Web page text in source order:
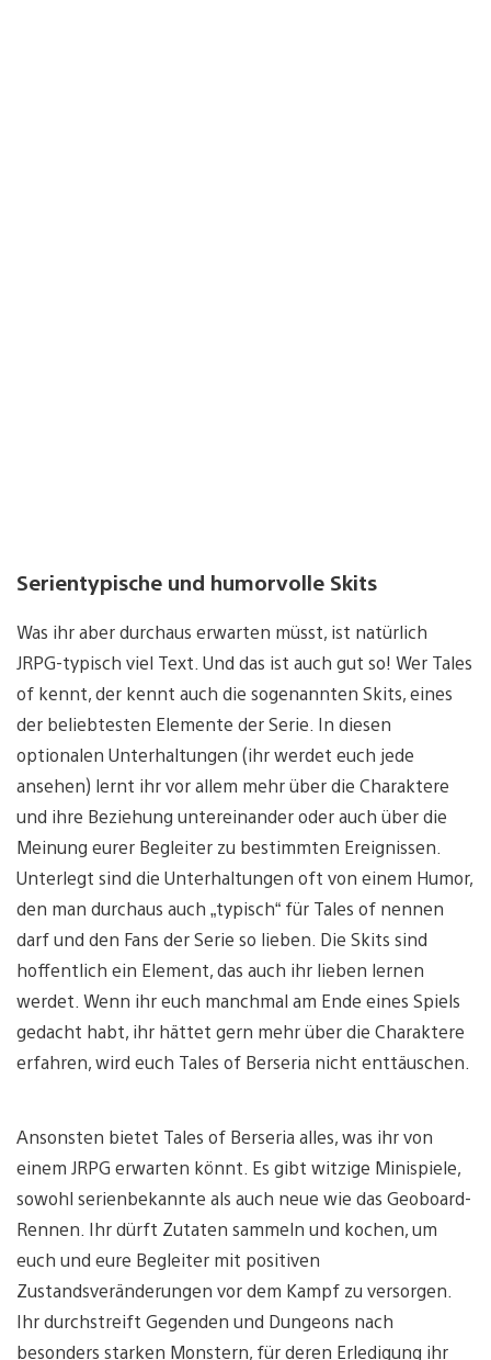
Serientypische und humorvolle Skits
Was ihr aber durchaus erwarten müsst, ist natürlich
JRPG-typisch viel Text. Und das ist auch gut so! Wer Tales
of kennt, der kennt auch die sogenannten Skits, eines
der beliebtesten Elemente der Serie. In diesen
optionalen Unterhaltungen (ihr werdet euch jede
ansehen) lernt ihr vor allem mehr über die Charaktere
und ihre Beziehung untereinander oder auch über die
Meinung eurer Begleiter zu bestimmten Ereignissen.
Unterlegt sind die Unterhaltungen oft von einem Humor,
den man durchaus auch „typisch“ für Tales of nennen
darf und den Fans der Serie so lieben. Die Skits sind
hoffentlich ein Element, das auch ihr lieben lernen
werdet. Wenn ihr euch manchmal am Ende eines Spiels
gedacht habt, ihr hättet gern mehr über die Charaktere
erfahren, wird euch Tales of Berseria nicht enttäuschen.
Ansonsten bietet Tales of Berseria alles, was ihr von
einem JRPG erwarten könnt. Es gibt witzige Minispiele,
sowohl serienbekannte als auch neue wie das Geoboard-
Rennen. Ihr dürft Zutaten sammeln und kochen, um
euch und eure Begleiter mit positiven
Zustandsveränderungen vor dem Kampf zu versorgen.
Ihr durchstreift Gegenden und Dungeons nach
besonders starken Monstern, für deren Erledigung ihr